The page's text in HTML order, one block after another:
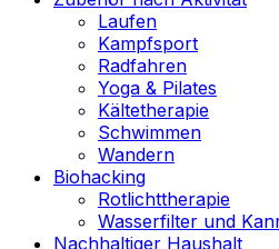
Laufen
Kampfsport
Radfahren
Yoga & Pilates
Kältetherapie
Schwimmen
Wandern
Biohacking
Rotlichttherapie
Wasserfilter und
Nachhaltiger Haushalt